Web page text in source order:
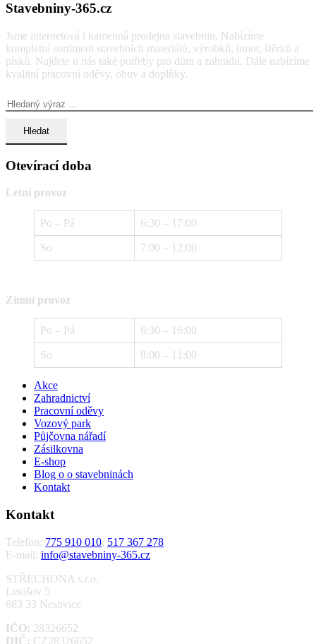
Stavebniny-365.cz
Jsme internetová i kamenná prodejna stavebnin. Nabízíme
kompletní sortiment stavebních materiálů, výrobků, hmot, štěrků a
písků. Najdete u nás také potřeby pro dům a zahradu. Dále nabízíme
kvalitní pracovní oděvy, obuv a doplňky.
Otevírací doba
Letní provoz
Po – Pá 6:30 – 17:00
So 7:00 – 12:00
Zimní provoz
Po – Pá 6:30 – 16:00
So 8:00 – 11:00
Akce
Zahradnictví
Pracovní oděvy
Vozový park
Půjčovna nářadí
Zásilkovna
E-shop
Blog o o stavebninách
Kontakt
Kontakt
Telefon: 775 910 010, 517 367 278
E-mail: info@stavebniny-365.cz
STŘECHONA s.r.o.
Letošov 5
683 33 Nesovice
IČO: 28326652
DIČ: CZ28326652